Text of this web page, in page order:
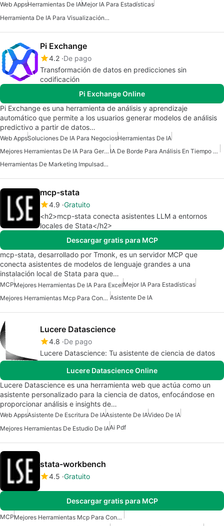
Web AppsHerramientas De IAMejor IA Para Estadísticas
Herramienta De IA Para Visualización De Datos
Pi Exchange
4.2 De pago
Transformación de datos en predicciones sin
codificación
Pi Exchange Online
Pi Exchange es una herramienta de análisis y aprendizaje
automático que permite a los usuarios generar modelos de análisis
predictivo a partir de datos…
Web AppsSoluciones De IA Para NegociosHerramientas De IA
Mejores Herramientas De IA Para Gerentes De Producto
IA De Borde Para Análisis En Tiempo Real
Herramientas De Marketing Impulsadas Por IA
mcp-stata
4.9 Gratuito
<h2>mcp-stata conecta asistentes LLM a entornos
locales de Stata</h2>
Descargar gratis para MCP
mcp-stata, desarrollado por Tmonk, es un servidor MCP que
conecta asistentes de modelos de lenguaje grandes a una
instalación local de Stata para que…
MCPMejores Herramientas De IA Para ExcelMejor IA Para Estadísticas
Mejores Herramientas Mcp Para Conectarse A Datos Asistente De IA
Lucere Datascience
4.8 De pago
Lucere Datascience: Tu asistente de ciencia de datos
Lucere Datascience Online
Lucere Datascience es una herramienta web que actúa como un
asistente personalizado para la ciencia de datos, enfocándose en
proporcionar análisis e insights de…
Web AppsAsistente De Escritura De IAAsistente De IAVideo De IA
Mejores Herramientas De Estudio De IAAi Pdf
stata-workbench
4.5 Gratuito
Descargar gratis para MCP
MCP
Mejores Herramientas Mcp Para Construir Agentes De Ia